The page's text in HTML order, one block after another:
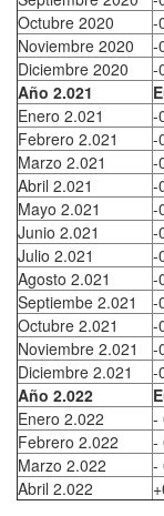
Octubre 2020
-
Noviembre 2020
-
Diciembre 2020
-
Año 2.021
Enero 2.021
-
Febrero 2.021
-
Marzo 2.021
-
Abril 2.021
-
Mayo 2.021
-
Junio 2.021
-
Julio 2.021
-
Agosto 2.021
-
Septiembe 2.021
-
Octubre 2.021
-
Noviembre 2.021
-
Diciembre 2.021
-
Año 2.022
Enero 2.022
-
Febrero 2.022
-
Marzo 2.022
-
Abril 2.022